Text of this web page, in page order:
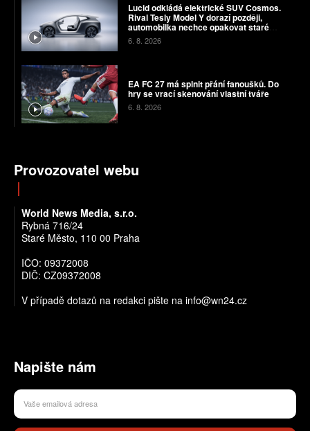
Lucid odkládá elektrické SUV Cosmos.
Rival Tesly Model Y dorazí později,
automobilka nechce opakovat staré
chyby
6. 8. 2026
EA FC 27 má splnit přání fanoušků. Do
hry se vrací skenování vlastní tváře
6. 8. 2026
Provozovatel webu
World News Media, s.r.o.
Rybná 716/24
Staré Město, 110 00 Praha
IČO: 09372008
DIČ: CZ09372008
V případě dotazů na redakci pište na info@wn24.cz
Napište nám